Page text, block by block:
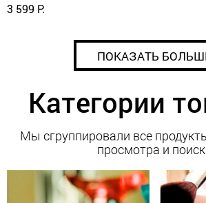
3 599 Р.
ПОКАЗАТЬ
Категории
Мы сгруппировали все
просмотра и